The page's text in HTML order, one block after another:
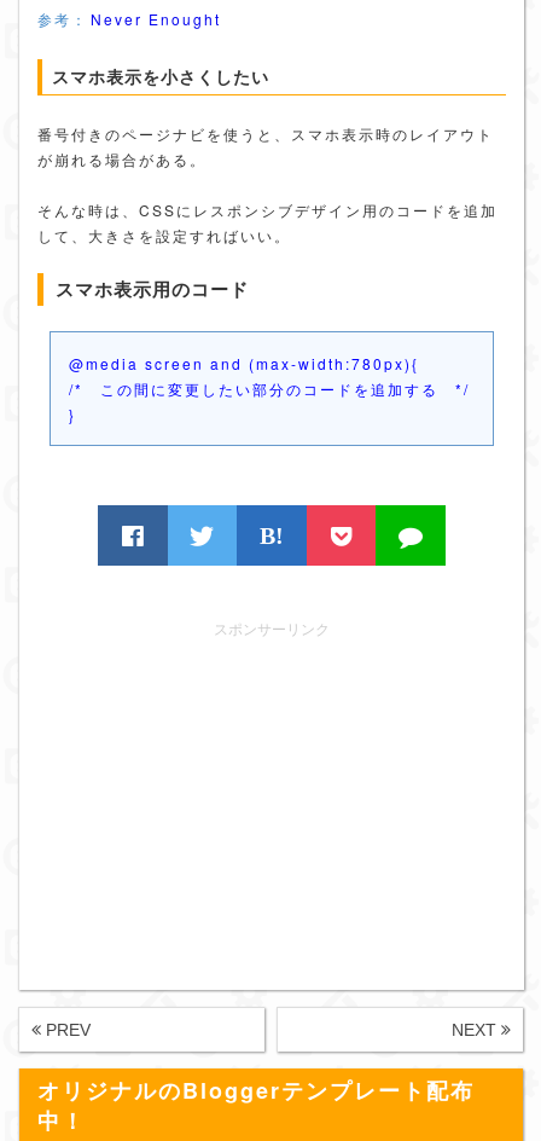
参考： Never Enought
スマホ表示を小さくしたい
番号付きのページナビを使うと、スマホ表示時のレイアウト
が崩れる場合がある。
そんな時は、CSSにレスポンシブデザイン用のコードを追加
して、大きさを設定すればいい。
スマホ表示用のコード
@media screen and (max-width:780px){
/* この間に変更したい部分のコードを追加する */
}
B!
スポンサーリンク
PREV NEXT
オリジナルのBloggerテンプレート配布
中！